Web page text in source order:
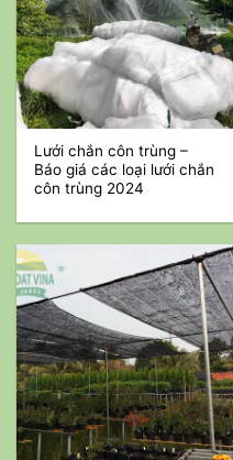
Lưới chắn côn trùng –
Báo giá các loại lưới chắn
côn trùng 2024